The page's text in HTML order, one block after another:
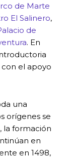
de Marte
El Salinero,
de
. En
con el apoyo
una
orígenes se
la formación
en
en 1498,